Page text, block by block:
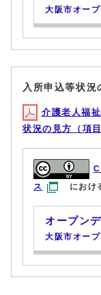
大阪市オー
入所申込等状況
介護老人福
状況の見方（項
ス
におけ
オープン
大阪市オー